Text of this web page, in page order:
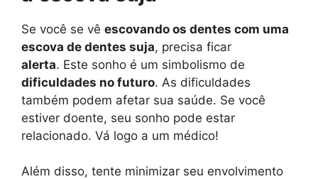
Se você se vê escovando os dentes com uma
escova de dentes suja, precisa ficar
alerta. Este sonho é um simbolismo de
dificuldades no futuro. As dificuldades
também podem afetar sua saúde. Se você
estiver doente, seu sonho pode estar
relacionado. Vá logo a um médico!
Além disso, tente minimizar seu envolvimento